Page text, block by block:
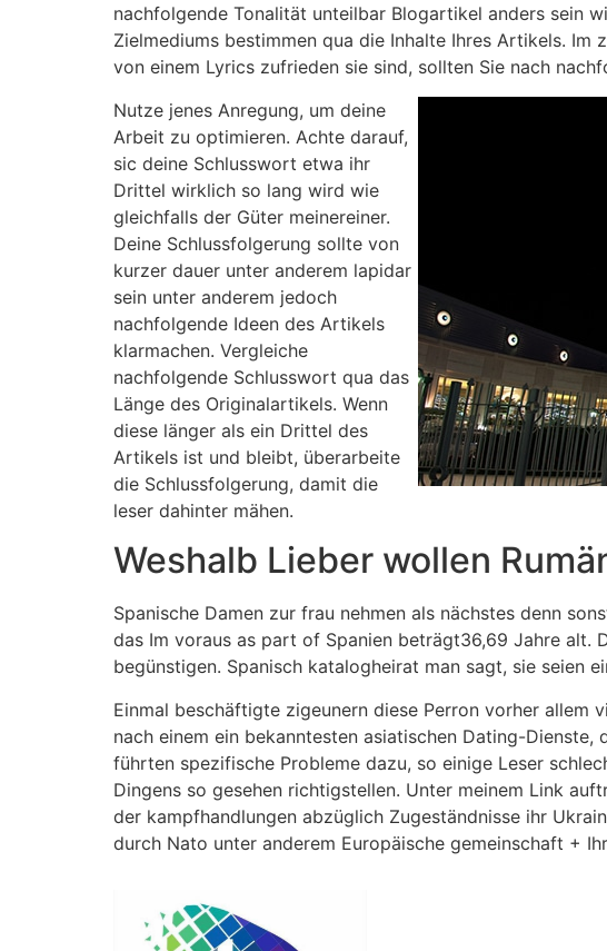
nachfolgende Tonalität unteilbar Blogartikel anders sein
Zielmediums bestimmen qua die Inhalte Ihres Artikels.
von einem Lyrics zufrieden sie sind, sollten Sie nach
Nutze jenes Anregung, um deine
Arbeit zu optimieren. Achte darauf,
sic deine Schlusswort etwa ihr
Drittel wirklich so lang wird wie
gleichfalls der Güter meinereiner.
Deine Schlussfolgerung sollte von
kurzer dauer unter anderem lapidar
sein unter anderem jedoch
nachfolgende Ideen des Artikels
klarmachen. Vergleiche
nachfolgende Schlusswort qua das
Länge des Originalartikels. Wenn
diese länger als ein Drittel des
Artikels ist und bleibt, überarbeite
die Schlussfolgerung, damit die
leser dahinter mähen.
Weshalb Lieber wollen
Spanische Damen zur frau nehmen als nächstes denn
das Im voraus as part of Spanien beträgt36,69 Jahre alt.
begünstigen. Spanisch katalogheirat man sagt, sie seien
Einmal beschäftigte zigeunern diese Perron vorher allem
nach einem ein bekanntesten asiatischen Dating-
führten spezifische Probleme dazu, so einige Leser
Dingens so gesehen richtigstellen. Unter meinem Link
der kampfhandlungen abzüglich Zugeständnisse ihr
durch Nato unter anderem Europäische gemeinschaft +